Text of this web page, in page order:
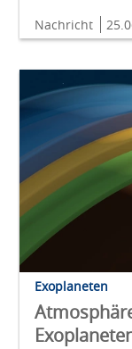
Nachricht
Exoplaneten